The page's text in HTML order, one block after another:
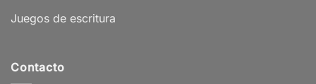
Juegos de escritura
Contacto